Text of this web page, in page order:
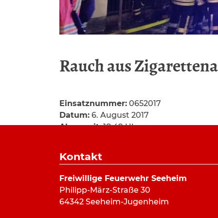
Rauch aus
Einsatznummer: 0652017
Datum: 6. August 2017
Alarmzeit:18:49 Uhr
Art:Feuermeldung
Einsatzort:
Seeheim
Mannschaftsstärke: 15
Fahrzeuge:
ELW (a.D.) ,
HLF 20/16
Kontakt
Freiwillige Feuerwehr Seeheim
Philipp-März-Straße 30
64342 Seeheim-Jugenheim